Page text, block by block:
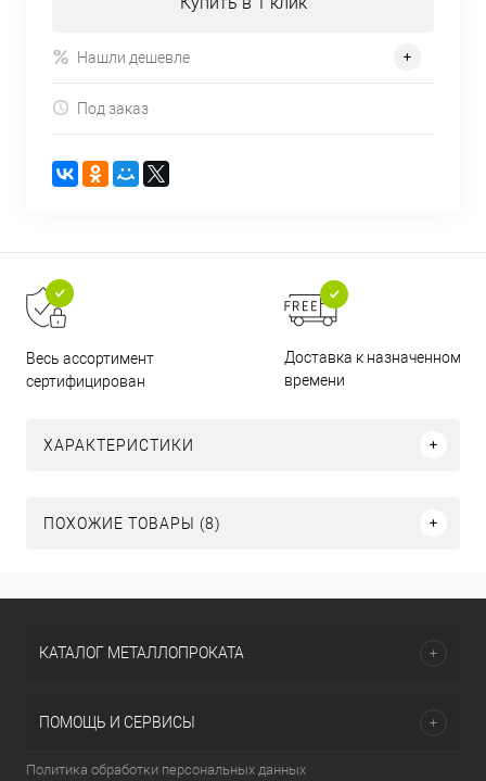
Нашли дешевле
Под заказ
Весь ассортимент
сертифицирован
Доставка к назначенному
времени
ХАРАКТЕРИСТИКИ
ПОХОЖИЕ ТОВАРЫ (8)
КАТАЛОГ МЕТАЛЛОПРОКАТА
ПОМОЩЬ И СЕРВИСЫ
Политика обработки персональных данных